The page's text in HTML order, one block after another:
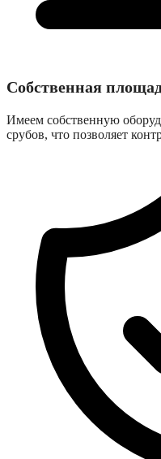
Собственная
Имеем собственную
срубов, что позволяет